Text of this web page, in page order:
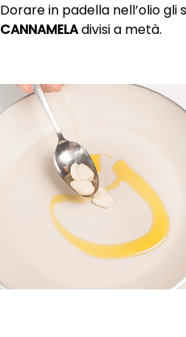
Dorare in padella nell’olio gli
CANNAMELAdivisi a metà.